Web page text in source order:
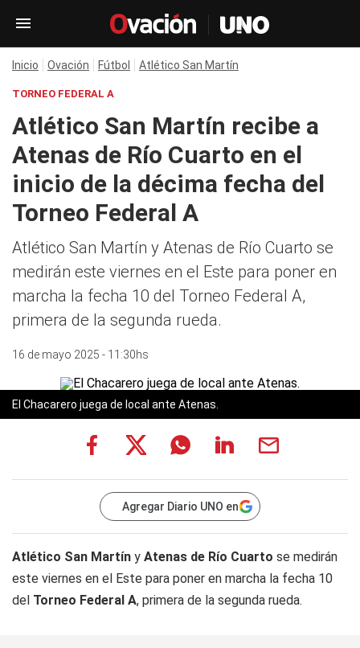
Inicio Ovación Fútbol Atlético San Martín
TORNEO FEDERAL A
Atlético San Martín recibe a
Atenas de Río Cuarto en el
inicio de la décima fecha del
Torneo Federal A
Atlético San Martín y Atenas de Río Cuarto se
medirán este viernes en el Este para poner en
marcha la fecha 10 del Torneo Federal A,
primera de la segunda rueda.
16 de mayo 2025 - 11:30hs
El Chacarero juega de local ante Atenas.
Agregar Diario UNO en
Atlético San Martín y Atenas de Río Cuarto se medirán
este viernes en el Este para poner en marcha la fecha 10
del Torneo Federal A, primera de la segunda rueda.